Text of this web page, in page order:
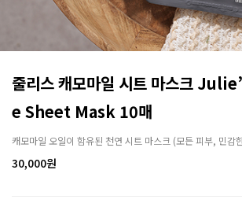
줄리스 캐모마일 시트 마스크
e Sheet Mask 10매
캐모마일 오일이 함유된 천연 시트 마스크 (모든 피부, 민감
30,000원